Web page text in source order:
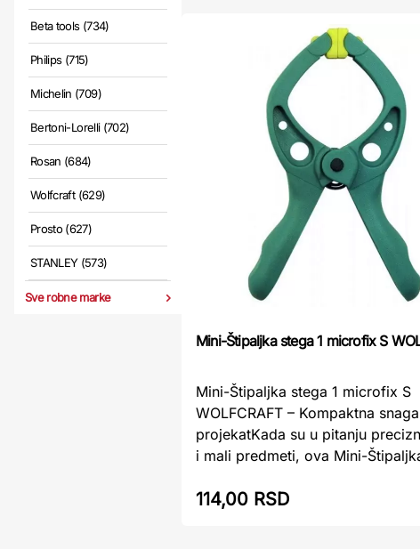
Beta tools (734)
Philips (715)
Michelin (709)
Bertoni-Lorelli (702)
Rosan (684)
Wolfcraft (629)
Prosto (627)
STANLEY (573)
Sve robne marke
Mini-Štipaljka stega 1 microfix S
Mini-Štipaljka stega 1 microfix S
WOLFCRAFT – Kompaktna
projekatKada su u pitanju
i mali predmeti, ova Mini-
114,00 RSD